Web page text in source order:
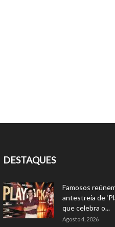
DESTAQUES
Famosos
antestreia de
que celebra o...
Agosto 4, 2026